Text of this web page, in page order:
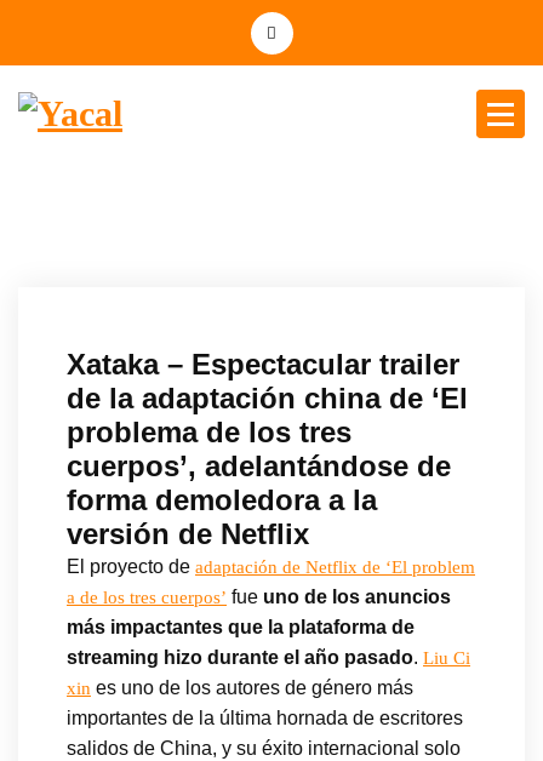
Xataka – Espectacular trailer
de la adaptación china de ‘El
problema de los tres
cuerpos’, adelantándose de
forma demoledora a la
versión de Netflix
El proyecto de adaptación de Netflix de ‘El problem
a de los tres cuerpos’ fue uno de los anuncios
más impactantes que la plataforma de
streaming hizo durante el año pasado. Liu Ci
xin es uno de los autores de género más
importantes de la última hornada de escritores
salidos de China, y su éxito internacional solo